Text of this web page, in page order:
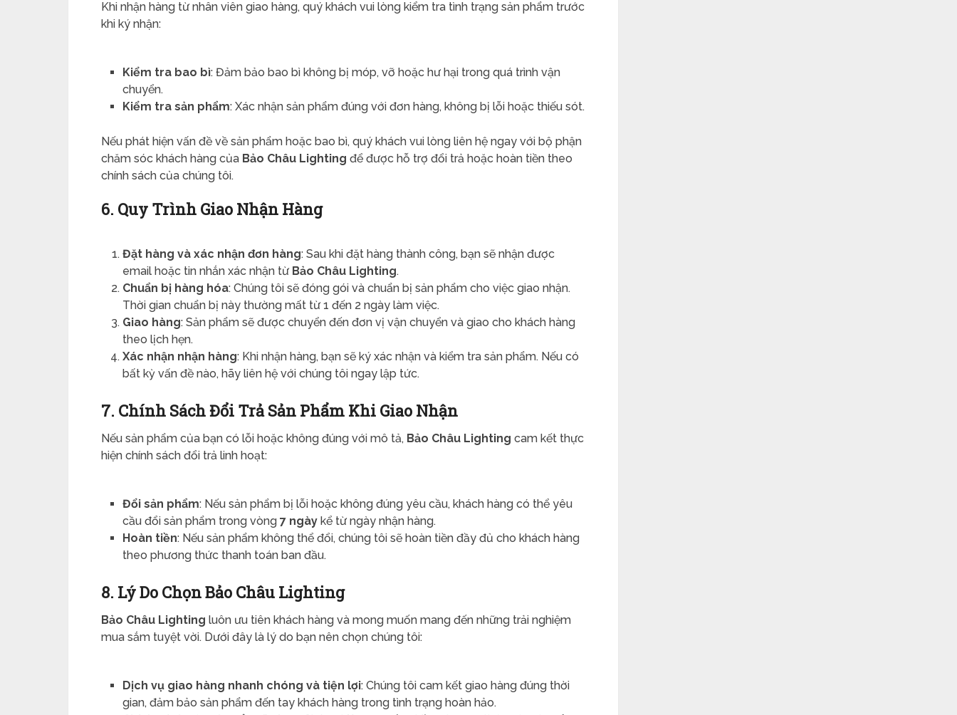
Khi nhận hàng từ nhân viên giao hàng, quý khách vui lòng kiểm tra tình trạng sản phẩm trước
khi ký nhận:
Kiểm tra bao bì: Đảm bảo bao bì không bị móp, vỡ hoặc hư hại trong quá trình vận
chuyển.
Kiểm tra sản phẩm: Xác nhận sản phẩm đúng với đơn hàng, không bị lỗi hoặc thiếu sót.
Nếu phát hiện vấn đề về sản phẩm hoặc bao bì, quý khách vui lòng liên hệ ngay với bộ phận
chăm sóc khách hàng của Bảo Châu Lighting để được hỗ trợ đổi trả hoặc hoàn tiền theo
chính sách của chúng tôi.
6. Quy Trình Giao Nhận Hàng
Đặt hàng và xác nhận đơn hàng: Sau khi đặt hàng thành công, bạn sẽ nhận được
email hoặc tin nhắn xác nhận từ Bảo Châu Lighting.
Chuẩn bị hàng hóa: Chúng tôi sẽ đóng gói và chuẩn bị sản phẩm cho việc giao nhận.
Thời gian chuẩn bị này thường mất từ 1 đến 2 ngày làm việc.
Giao hàng: Sản phẩm sẽ được chuyển đến đơn vị vận chuyển và giao cho khách hàng
theo lịch hẹn.
Xác nhận nhận hàng: Khi nhận hàng, bạn sẽ ký xác nhận và kiểm tra sản phẩm. Nếu có
bất kỳ vấn đề nào, hãy liên hệ với chúng tôi ngay lập tức.
7. Chính Sách Đổi Trả Sản Phẩm Khi Giao Nhận
Nếu sản phẩm của bạn có lỗi hoặc không đúng với mô tả, Bảo Châu Lighting cam kết thực
hiện chính sách đổi trả linh hoạt:
Đổi sản phẩm: Nếu sản phẩm bị lỗi hoặc không đúng yêu cầu, khách hàng có thể yêu
cầu đổi sản phẩm trong vòng7 ngày kể từ ngày nhận hàng.
Hoàn tiền: Nếu sản phẩm không thể đổi, chúng tôi sẽ hoàn tiền đầy đủ cho khách hàng
theo phương thức thanh toán ban đầu.
8. Lý Do Chọn Bảo Châu Lighting
Bảo Châu Lighting luôn ưu tiên khách hàng và mong muốn mang đến những trải nghiệm
mua sắm tuyệt vời. Dưới đây là lý do bạn nên chọn chúng tôi:
Dịch vụ giao hàng nhanh chóng và tiện lợi: Chúng tôi cam kết giao hàng đúng thời
gian, đảm bảo sản phẩm đến tay khách hàng trong tình trạng hoàn hảo.